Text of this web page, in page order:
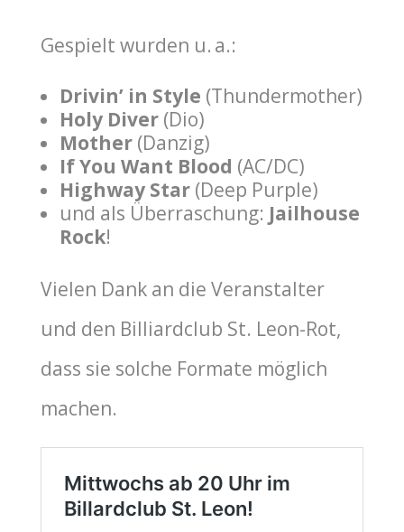
Gespielt wurden u. a.:
Drivin’ in Style (Thundermother)
Holy Diver(Dio)
Mother(Danzig)
If You Want Blood (AC/DC)
Highway Star(Deep Purple)
und als Überraschung: Jailhouse
Rock!
Vielen Dank an die Veranstalter
und den Billiardclub St. Leon-Rot,
dass sie solche Formate möglich
machen.